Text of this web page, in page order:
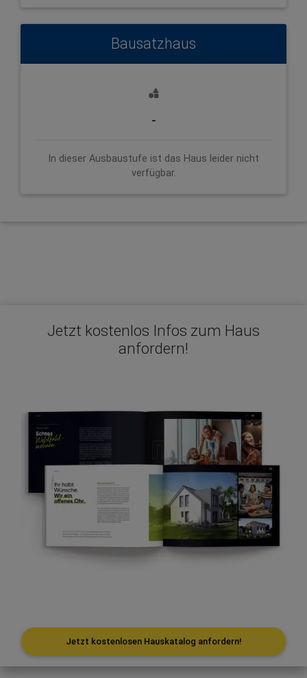
Bausatzhaus
-
In dieser Ausbaustufe ist das Haus leider nicht
verfügbar.
Jetzt kostenlos Infos zum Haus
anfordern!
Jetzt kostenlosen Hauskatalog anfordern!